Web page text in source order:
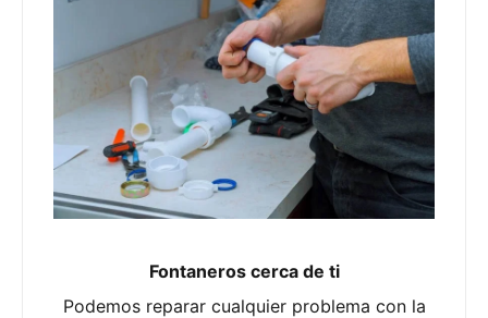
Fontaneros cerca de ti
Podemos reparar cualquier problema con la